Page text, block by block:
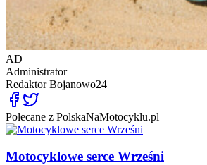
AD
Administrator
RedaktorBojanowo24
Polecane z PolskaNaMotocyklu.pl
Motocyklowe serce Wrześni